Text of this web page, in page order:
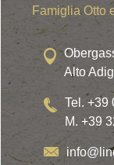
Famiglia Otto
Alto
Tel. +39
M. +39